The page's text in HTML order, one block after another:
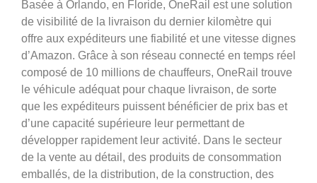
Basée à Orlando, en Floride, OneRail est une solution
de visibilité de la livraison du dernier kilomètre qui
offre aux expéditeurs une fiabilité et une vitesse dignes
d’Amazon. Grâce à son réseau connecté en temps réel
composé de 10 millions de chauffeurs, OneRail trouve
le véhicule adéquat pour chaque livraison, de sorte
que les expéditeurs puissent bénéficier de prix bas et
d’une capacité supérieure leur permettant de
développer rapidement leur activité. Dans le secteur
de la vente au détail, des produits de consommation
emballés, de la distribution, de la construction, des